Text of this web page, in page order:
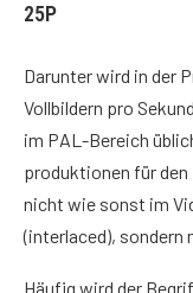
25P
Darunter wird in der
Vollbildern pro
im PAL-Bereich
produktionen für den
nicht wie sonst im
(interlaced), sondern
Häufig wird der